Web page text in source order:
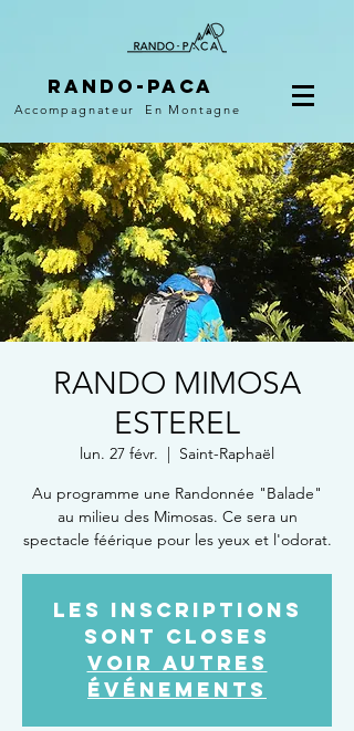
Rando-PACA
Accompagnateur En Montagne
RANDO MIMOSA
ESTEREL
lun. 27 févr.
  |
Saint-Raphaël
Au programme une Randonnée "Balade"
au milieu des Mimosas. Ce sera un
spectacle féérique pour les yeux et l'odorat.
Les inscriptions
sont closes
Voir autres
événements